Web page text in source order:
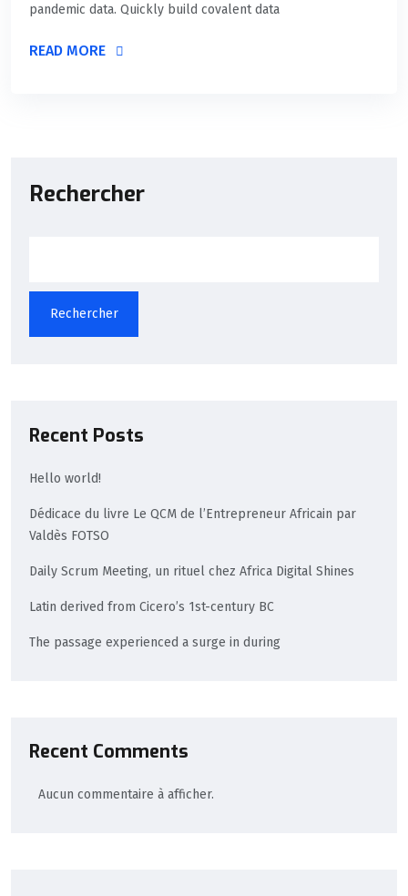
pandemic data. Quickly build covalent data
READ MORE
Rechercher
Rechercher
Recent Posts
Hello world!
Dédicace du livre Le QCM de l’Entrepreneur Africain par
Valdès FOTSO
Daily Scrum Meeting, un rituel chez Africa Digital Shines
Latin derived from Cicero’s 1st-century BC
The passage experienced a surge in during
Recent Comments
Aucun commentaire à afficher.